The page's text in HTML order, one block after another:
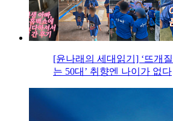
[윤나래의 세대읽기] ‘뜨개
는 50대’ 취향엔 나이가 없다